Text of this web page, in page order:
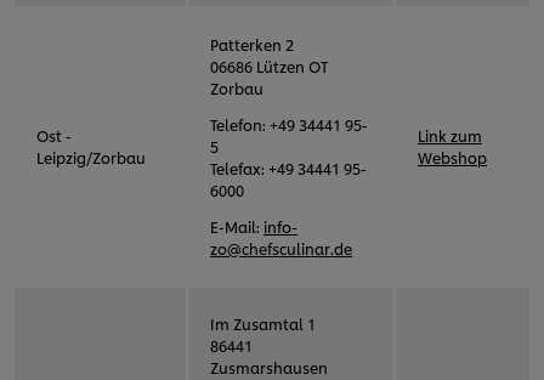
Ost -
Leipzig/Zorbau
Patterken 2
06686 Lützen OT
Zorbau
Telefon: +49 34441 95-
5
Telefax: +49 34441 95-
6000
E-Mail: info-
zo@chefsculinar.de
Link zum
Webshop
Im Zusamtal 1
86441
Zusmarshausen